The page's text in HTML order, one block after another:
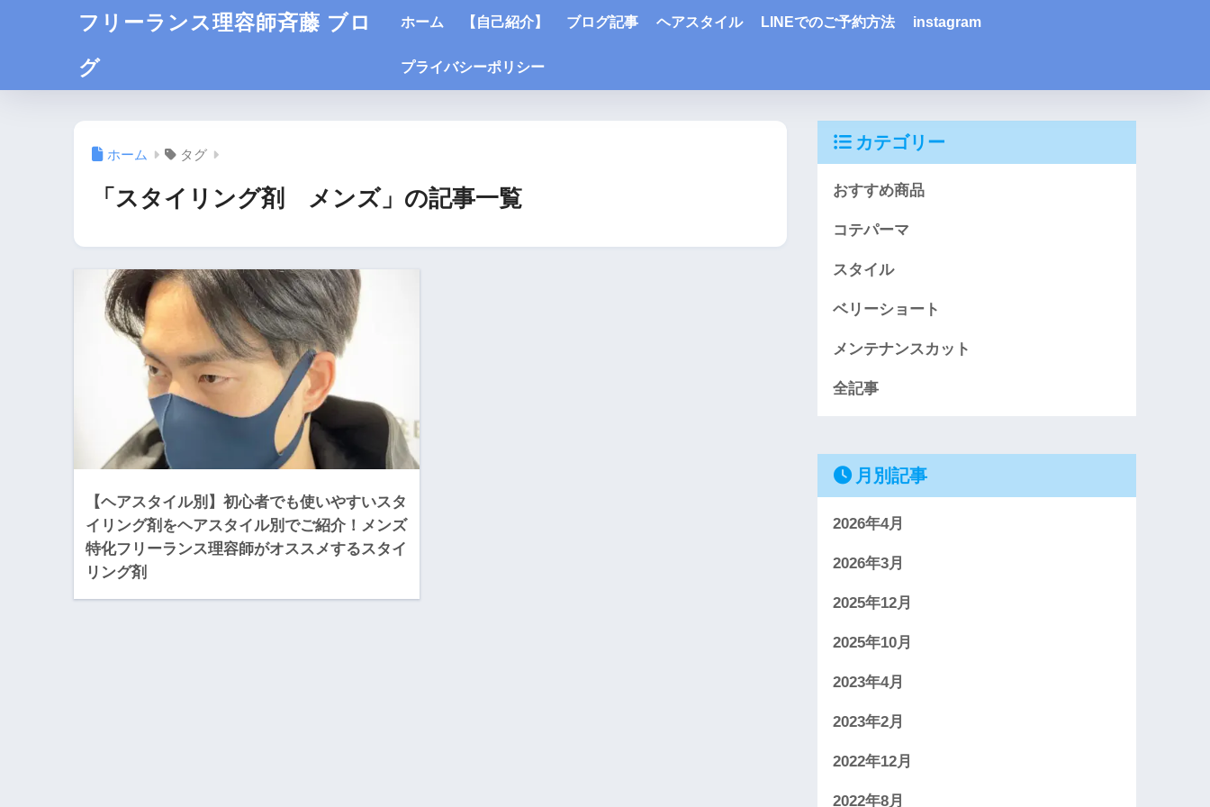
フリーランス理容師斉藤 ブロ
グ
ホーム 【自己紹介】 ブログ記事 ヘアスタイル LINEでのご予約方法 instagram
プライバシーポリシー
ホーム タグ
「スタイリング剤 メンズ」の記事一覧
【ヘアスタイル別】初心者でも使いやすいスタ
イリング剤をヘアスタイル別でご紹介！メンズ
特化フリーランス理容師がオススメするスタイ
リング剤
カテゴリー
おすすめ商品
コテパーマ
スタイル
ベリーショート
メンテナンスカット
全記事
月別記事
2026年4月
2026年3月
2025年12月
2025年10月
2023年4月
2023年2月
2022年12月
2022年8月